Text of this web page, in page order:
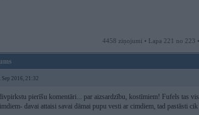
4458 ziņojumi • Lapa 221 no 223 •
Sep 2016, 21:32
pierīšu komentāri... par aizsardzību, kostīmiem! Fufels tas
davai attaisi savai dāmai pupu vesti ar cimdiem, tad pastāsti